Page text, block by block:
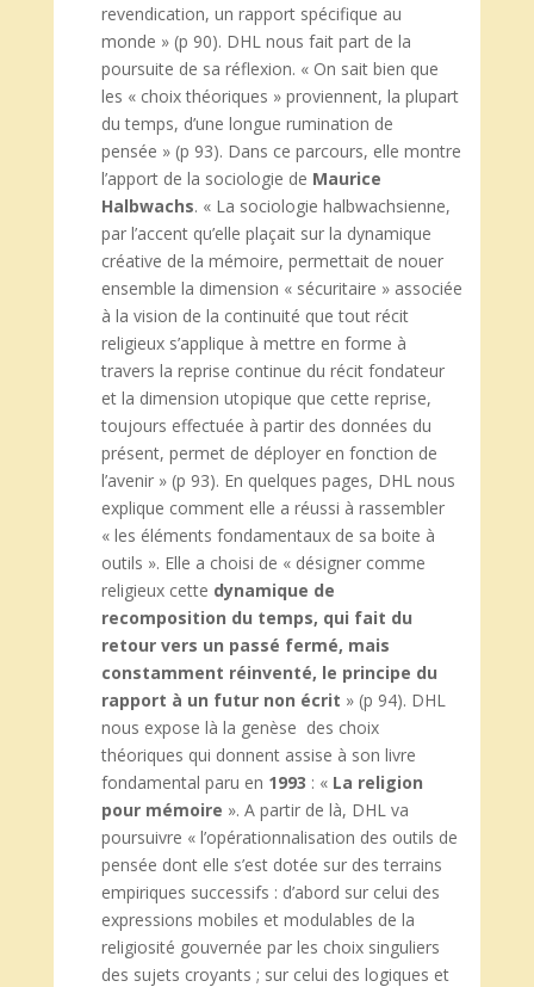
revendication, un rapport spécifique au
monde » (p 90). DHL nous fait part de la
poursuite de sa réflexion. « On sait bien que
les « choix théoriques » proviennent, la plupart
du temps, d’une longue rumination de
pensée » (p 93). Dans ce parcours, elle montre
l’apport de la sociologie de Maurice
Halbwachs. « La sociologie halbwachsienne,
par l’accent qu’elle plaçait sur la dynamique
créative de la mémoire, permettait de nouer
ensemble la dimension « sécuritaire » associée
à la vision de la continuité que tout récit
religieux s’applique à mettre en forme à
travers la reprise continue du récit fondateur
et la dimension utopique que cette reprise,
toujours effectuée à partir des données du
présent, permet de déployer en fonction de
l’avenir » (p 93). En quelques pages, DHL nous
explique comment elle a réussi à rassembler
« les éléments fondamentaux de sa boite à
outils ». Elle a choisi de « désigner comme
religieux cette dynamique de
recomposition du temps, qui fait du
retour vers un passé fermé, mais
constamment réinventé, le principe du
rapport à un futur non écrit » (p 94). DHL
nous expose là la genèse des choix
théoriques qui donnent assise à son livre
fondamental paru en 1993 : « La religion
pour mémoire ». A partir de là, DHL va
poursuivre « l’opérationnalisation des outils de
pensée dont elle s’est dotée sur des terrains
empiriques successifs : d’abord sur celui des
expressions mobiles et modulables de la
religiosité gouvernée par les choix singuliers
des sujets croyants ; sur celui des logiques et